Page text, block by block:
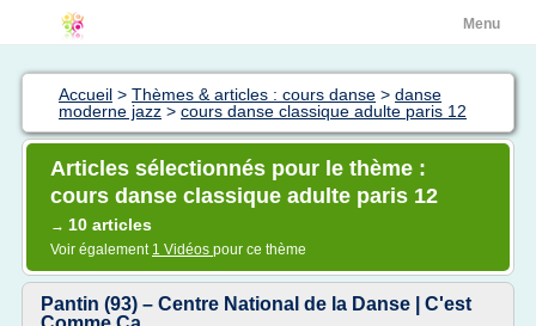
Menu
Accueil > Thèmes & articles : cours danse > danse
moderne jazz > cours danse classique adulte paris 12
Articles sélectionnés pour le thème :
cours danse classique adulte paris 12
→ 10 articles
Voir également 1 Vidéos pour ce thème
Pantin (93) – Centre National de la Danse | C'est